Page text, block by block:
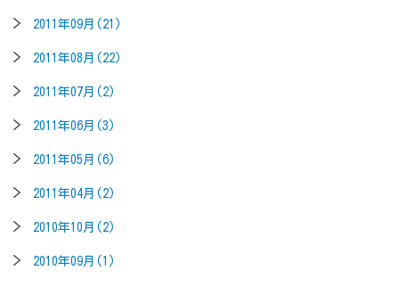
2011年09月(21)
2011年08月(22)
2011年07月(2)
2011年06月(3)
2011年05月(6)
2011年04月(2)
2010年10月(2)
2010年09月(1)